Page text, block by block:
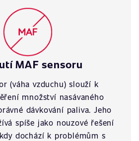
MAF sensoru
(váha vzduchu) slouží k
množství nasávaného
dávkování paliva. Jeho
spíše jako nouzové řešení
dochází k problémům s